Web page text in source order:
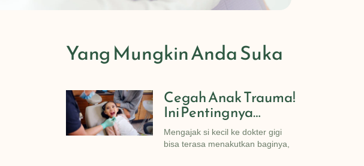
Yang Mungkin Anda Suka
Cegah Anak Trauma!
Ini Pentingnya
Memilih Dokter Gigi
Anak Untuk Merawat
Mengajak si kecil ke dokter gigi
bisa terasa menakutkan baginya,